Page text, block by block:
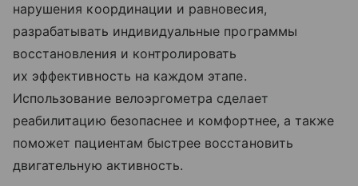
нарушения координации и равновесия,
разрабатывать индивидуальные программы
восстановления и контролировать
их эффективность на каждом этапе.
Использование велоэргометра сделает
реабилитацию безопаснее и комфортнее, а также
поможет пациентам быстрее восстановить
двигательную активность.